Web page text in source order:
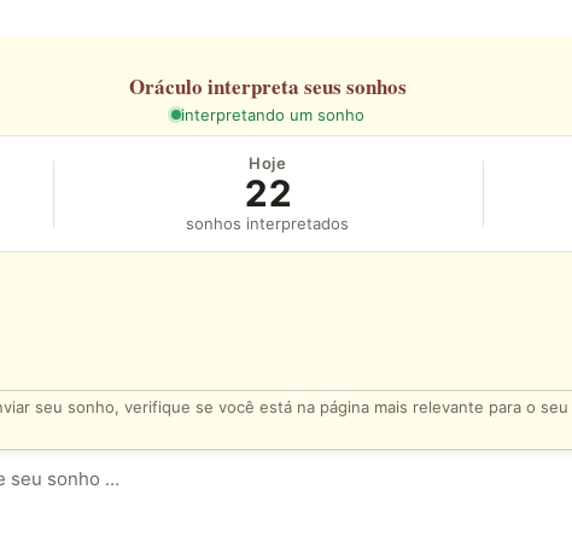
Oráculo interpreta seus sonhos
interpretando um sonho
Hoje
22
sonhos interpretados
seu sonho, verifique se você está na página mais relevante para o seu